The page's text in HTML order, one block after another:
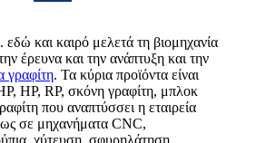
και καιρό μελετά τη βιομηχανία
έρευνα και την ανάπτυξη και την
γραφίτη. Τα κύρια προϊόντα είναι
HP, RP, σκόνη γραφίτη, μπλοκ
που αναπτύσσει η εταιρεία
σε μηχανήματα CNC,
χύτευση, σφυρηλάτηση,